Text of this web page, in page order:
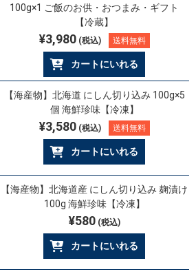
100g×1 ご飯のお供・おつまみ・ギフト
【冷蔵】
¥3,980(税込) 送料無料
カートにいれる
【海産物】北海道 にしん切り込み 100g×5
個 海鮮珍味【冷凍】
¥3,580(税込) 送料無料
カートにいれる
【海産物】北海道産 にしん切り込み 麹漬け
100g 海鮮珍味【冷凍】
¥580(税込)
カートにいれる